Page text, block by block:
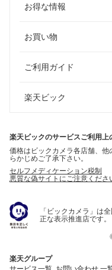
お得な情報
お買い物
ご利用ガイド
楽天ビック
楽天ビックのサービスご利用上
価格はビックカメラ各店舗、
らかじめご了承下さい。
セルフメディケーション税制
悪質な偽サイトにご注意くださ
「ビックカメラ」は
正な表示推進店です。
楽天グループ